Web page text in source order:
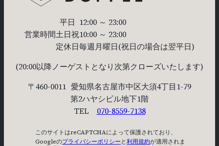
営業時間
平日
土日祝
定休日
12:00 ～ 23:00
10:00 ～ 23:00
毎週月曜日(祝日の場合は翌平日)
(20:00以降ノーゲストとなり次第クローズいたします)
〒460-0011 愛知県名古屋市中区大須4丁目1-79
第2ハヤシビル地下1階
TEL 070-8559-7138
このサイトはreCAPTCHAによって保護されており、
Googleのプライバシーポリシーと利用規約が適用されま